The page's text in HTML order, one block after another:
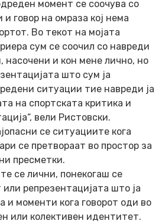
момент се соочува со
говор на омраза кој нема
Во текот на мојата
сум се соочил со навреди
насочени и кон мене лично, но
што сум ја
ситуации тие навреди ја
на спортската критика и
вели Ристовски.
се ситуациите кога
се претвораат во простор за
пресметки.
се лични, понекогаш се
репрезентацијата што ја
и моменти кога говорот оди во
или колективен идентитет.